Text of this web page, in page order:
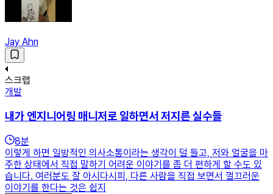
Jay Ahn
스크랩
개발
내가 엔지니어링 매니저로 일하면서 저지른 실수들
8분
이렇게 하면 일방적인 의사소통이라는 생각이 덜 들고, 저와 얼굴을 마
주한 상태에서 직접 말하기 어려운 이야기를 좀 더 편하게 할 수도 있
습니다. 여러분도 잘 아시다시피, 다른 사람을 직접 보면서 껄끄러운
이야기를 한다는 것은 쉽지